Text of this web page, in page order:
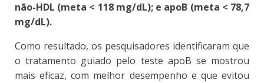
não-HDL (meta < 118 mg/dL); e apoB (meta < 78,7
mg/dL).
Como resultado, os pesquisadores identificaram que
o tratamento guiado pelo teste apoB se mostrou
mais eficaz, com melhor desempenho e que evitou